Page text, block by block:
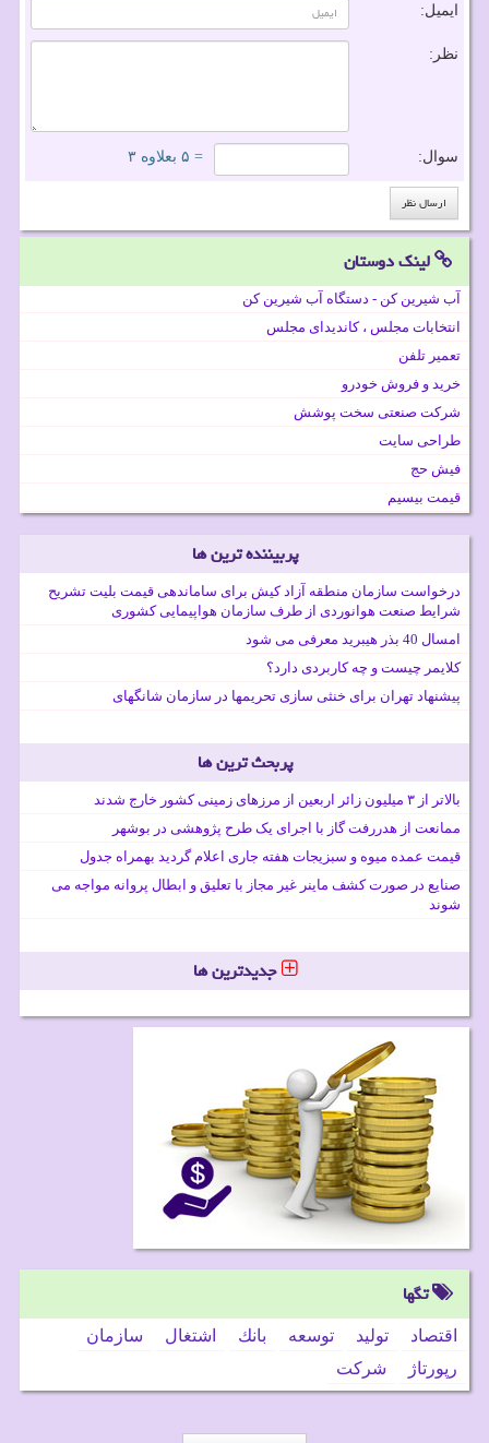
ایمیل:
نظر:
سوال: = ۵ بعلاوه ۳
لینک دوستان
آب شیرین کن - دستگاه آب شیرین کن
انتخابات مجلس ، کاندیدای مجلس
تعمیر تلفن
خرید و فروش خودرو
شرکت صنعتی سخت پوشش
طراحی سایت
فیش حج
قیمت بیسیم
پربیننده ترین ها
درخواست سازمان منطقه آزاد کیش برای ساماندهی قیمت بلیت تشریح
شرایط صنعت هوانوردی از طرف سازمان هواپیمایی کشوری
امسال 40 بذر هیبرید معرفی می شود
کلایمر چیست و چه کاربردی دارد؟
پیشنهاد تهران برای خنثی سازی تحریمها در سازمان شانگهای
پربحث ترین ها
بالاتر از ۳ میلیون زائر اربعین از مرزهای زمینی کشور خارج شدند
ممانعت از هدررفت گاز با اجرای یک طرح پژوهشی در بوشهر
قیمت عمده میوه و سبزیجات هفته جاری اعلام گردید بهمراه جدول
صنایع در صورت کشف ماینر غیر مجاز با تعلیق و ابطال پروانه مواجه می
شوند
جدیدترین ها
تگها
اقتصاد تولید توسعه بانك اشتغال
سازمان
رپورتاژ
شركت